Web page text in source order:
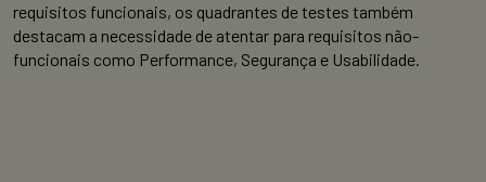
requisitos funcionais, os quadrantes de testes também
destacam a necessidade de atentar para requisitos não-
funcionais como Performance, Segurança e Usabilidade.